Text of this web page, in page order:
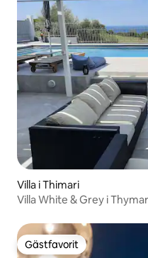
Villa i Thimari
Villa White & Grey i
Gästfavorit
Gästfavorit